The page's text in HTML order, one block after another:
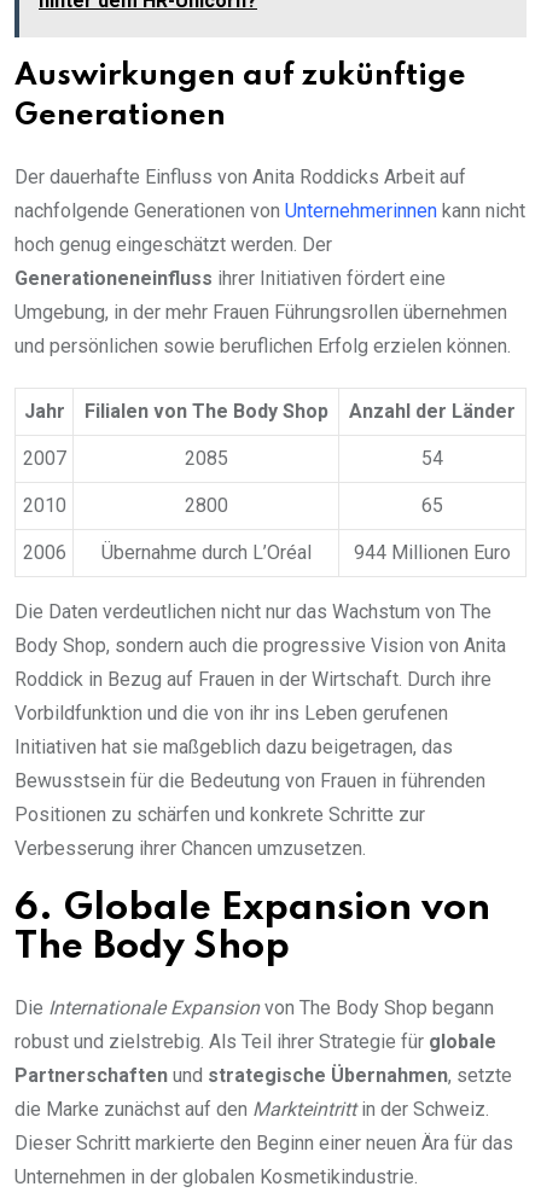
Auswirkungen auf zukünftige
Generationen
Der dauerhafte Einfluss von Anita Roddicks Arbeit auf
nachfolgende Generationen von Unternehmerinnen kann nicht
hoch genug eingeschätzt werden. Der
Generationeneinfluss ihrer Initiativen fördert eine
Umgebung, in der mehr Frauen Führungsrollen übernehmen
und persönlichen sowie beruflichen Erfolg erzielen können.
Jahr Filialen von The Body Shop Anzahl der Länder
2007 2085 54
2010 2800 65
2006 Übernahme durch L’Oréal 944 Millionen Euro
Die Daten verdeutlichen nicht nur das Wachstum von The
Body Shop, sondern auch die progressive Vision von Anita
Roddick in Bezug auf Frauen in der Wirtschaft. Durch ihre
Vorbildfunktion und die von ihr ins Leben gerufenen
Initiativen hat sie maßgeblich dazu beigetragen, das
Bewusstsein für die Bedeutung von Frauen in führenden
Positionen zu schärfen und konkrete Schritte zur
Verbesserung ihrer Chancen umzusetzen.
6. Globale Expansion von
The Body Shop
Die Internationale Expansionvon The Body Shop begann
robust und zielstrebig. Als Teil ihrer Strategie für globale
Partnerschaften und strategische Übernahmen, setzte
die Marke zunächst auf den Markteintrittin der Schweiz.
Dieser Schritt markierte den Beginn einer neuen Ära für das
Unternehmen in der globalen Kosmetikindustrie.